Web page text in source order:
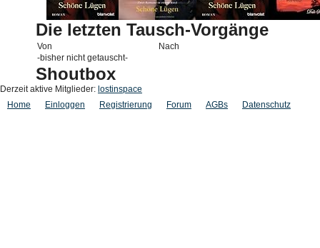
Die letzten Tausch-Vorgänge
Von
Nach
-bisher nicht getauscht-
Shoutbox
Derzeit aktive Mitglieder: lostinspace
Home
Einloggen Registrierung Forum AGBs Datenschutz